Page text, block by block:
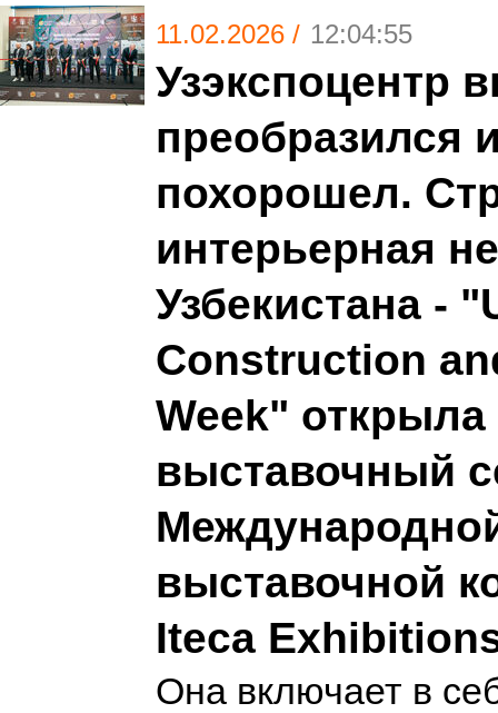
11.02.2026 / 12:04:55
Узэкспоцентр
преобразился
похорошел.
интерьерная
Узбекистана -
Construction
Week" открыла
выставочный
выставочной
Iteca
Она включает в